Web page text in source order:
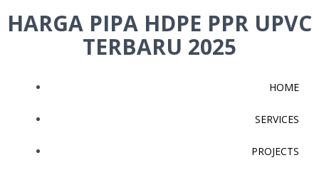
Skip
to
HARGA PIPA HDPE PPR UPVC
TERBARU 2025
HOME
SERVICES
PROJECTS